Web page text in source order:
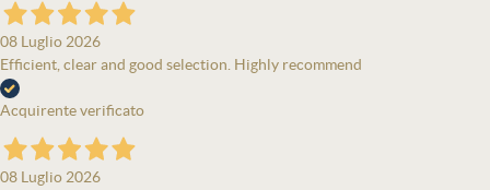
08 Luglio 2026
Efficient, clear and good selection. Highly recommend
Acquirente verificato
08 Luglio 2026